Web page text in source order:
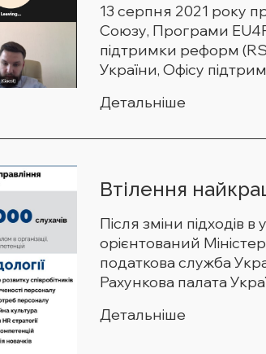
13 серпня 2021 року
Союзу, Програми
підтримки реформ
України, Офісу
Детальніше
Втілення
Після зміни підходів
орієнтований
податкова служба
Рахункова палата
Детальніше